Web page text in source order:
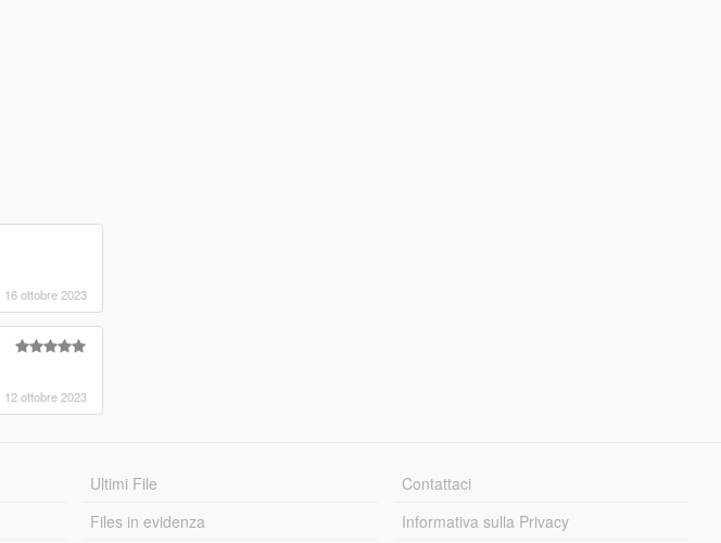
16 ottobre 2023
12 ottobre 2023
Ultimi File
Files in evidenza
Contattaci
Informativa sulla Privacy